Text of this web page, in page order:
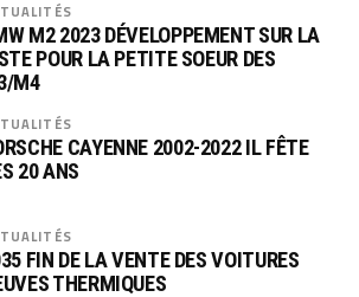
M2 2023 DÉVELOPPEMENT SUR LA
POUR LA PETITE SOEUR DES
M4
CAYENNE 2002-2022 IL FÊTE
20 ANS
FIN DE LA VENTE DES VOITURES
THERMIQUES